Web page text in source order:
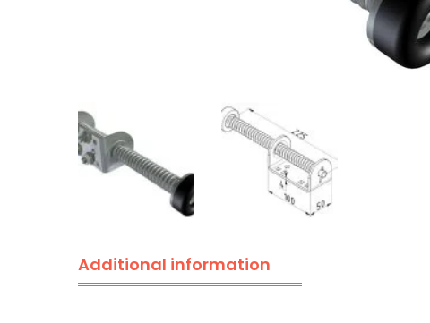
Additional information